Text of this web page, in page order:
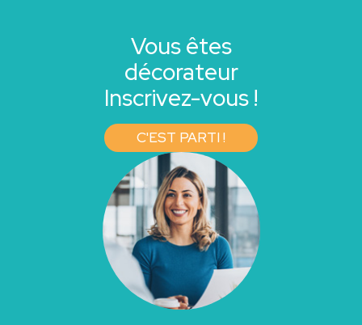
Vous êtes
décorateur
Inscrivez-vous !
C'EST PARTI !